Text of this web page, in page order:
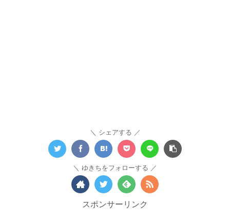
シェアする
ゆきちをフォローする
スポンサーリンク